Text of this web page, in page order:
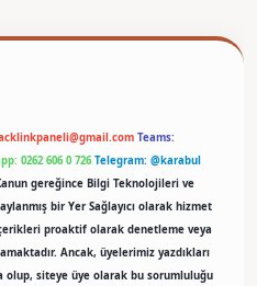
Teams:
0262 606 0 726 Telegram: @karabul
gereğince Bilgi Teknolojileri ve
bir Yer Sağlayıcı olarak hizmet
proaktif olarak denetleme veya
Ancak, üyelerimiz yazdıkları
siteye üye olarak bu sorumluluğu